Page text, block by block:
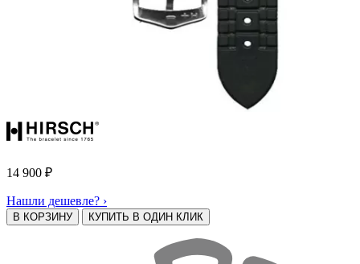
14 900 ₽
Нашли дешевле? ›
В КОРЗИНУ КУПИТЬ В ОДИН КЛИК